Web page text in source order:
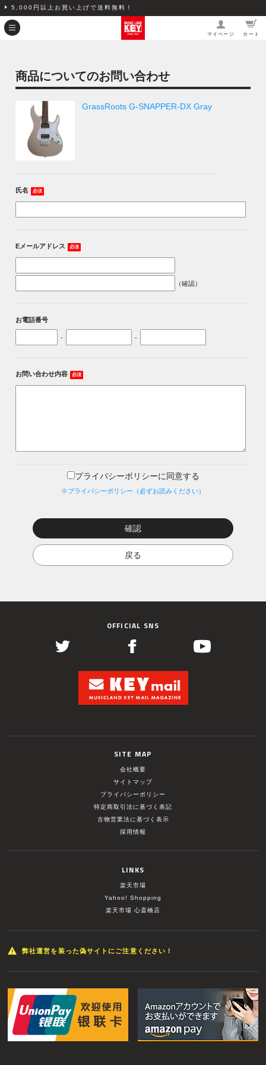
5,000円以上お買い上げで送料無料！
マイページ カート
商品についてのお問い合わせ
GrassRoots G-SNAPPER-DX Gray
氏名 必須
Eメールアドレス 必須
（確認）
お電話番号
- -
お問い合わせ内容 必須
プライバシーポリシーに同意する
※プライバシーポリシー（必ずお読みください）
OFFICIAL SNS
SITE MAP
会社概要
サイトマップ
プライバシーポリシー
特定商取引法に基づく表記
古物営業法に基づく表示
採用情報
LINKS
楽天市場
Yahoo! Shopping
楽天市場 心斎橋店
弊社運営を装った偽サイトにご注意ください！